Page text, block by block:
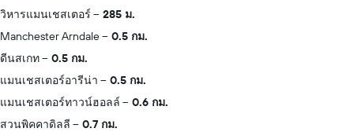
วิหารแมนเชสเตอร์
285 ม.
Manchester Arndale
0.5 กม.
ดีนสเกท
0.5 กม.
แมนเชสเตอร์อารีน่า
0.5 กม.
แมนเชสเตอร์ทาวน์ฮอลล์
0.6 กม.
สวนพิคคาดิลลี
0.7 กม.